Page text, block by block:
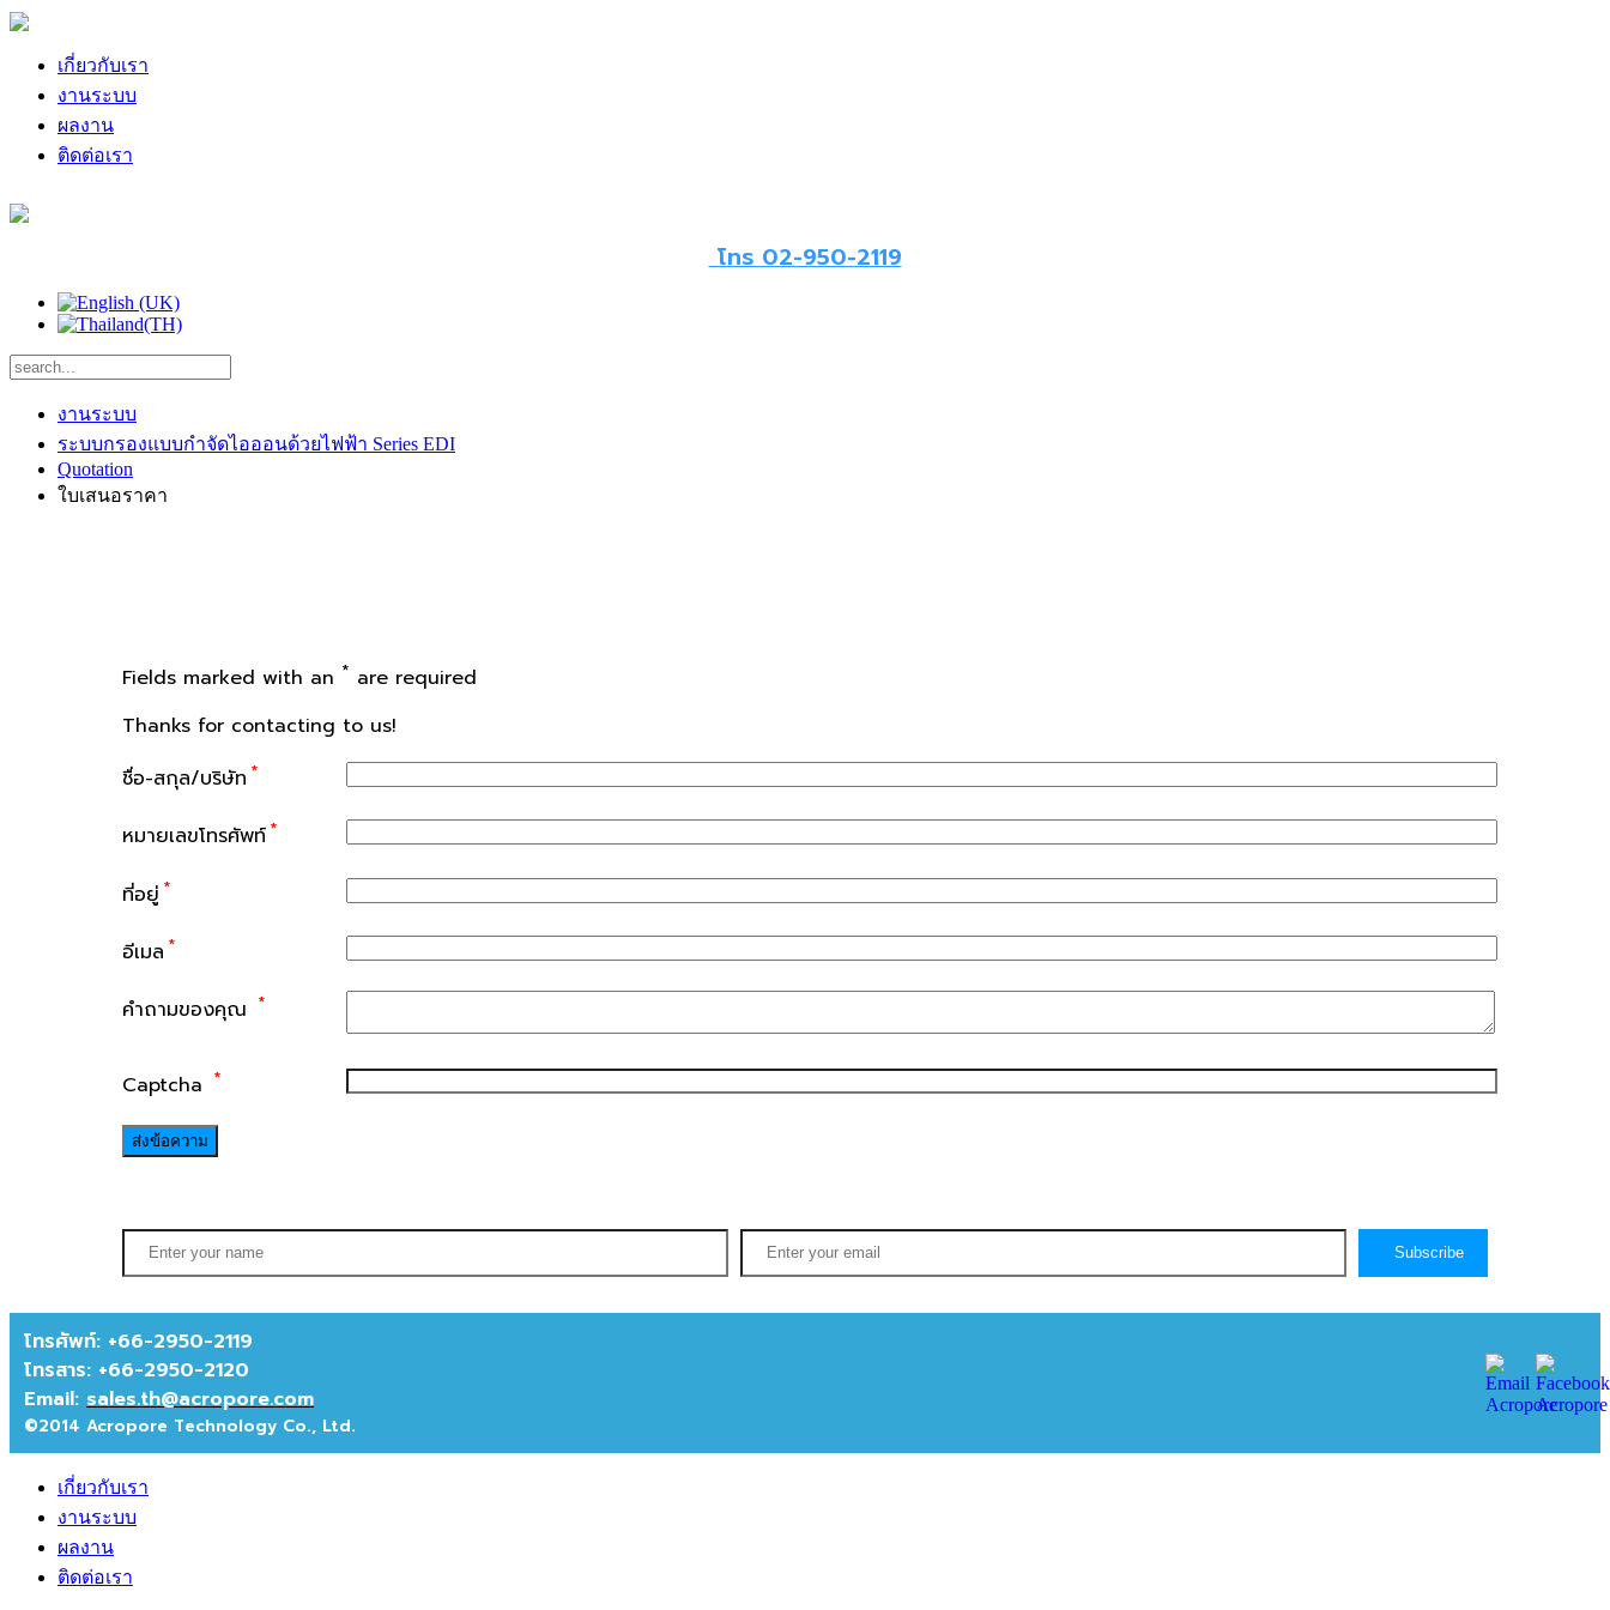
เกี่ยวกับเรา
งานระบบ
ผลงาน
ติดต่อเรา
โทร 02-950-2119
งานระบบ
ระบบกรองแบบกำจัดไอออนด้วยไฟฟ้า Series EDI
Quotation
ใบเสนอราคา
Fields marked with an * are required
Thanks for contacting to us!
ชื่อ-สกุล/บริษัท *
หมายเลขโทรศัพท์*
ที่อยู่ *
อีเมล *
คำถามของคุณ *
Captcha *
ส่งข้อความ
Subscribe
โทรศัพท์: +66-2950-2119
โทรสาร: +66-2950-2120
Email: sales.th@acropore.com
©2014 Acropore Technology Co., Ltd.
เกี่ยวกับเรา
งานระบบ
ผลงาน
ติดต่อเรา